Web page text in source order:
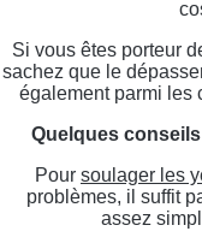
Si vous êtes porteur
sachez que le
également parmi les
Quelques
Pour soulager les
problèmes, il suffit
assez